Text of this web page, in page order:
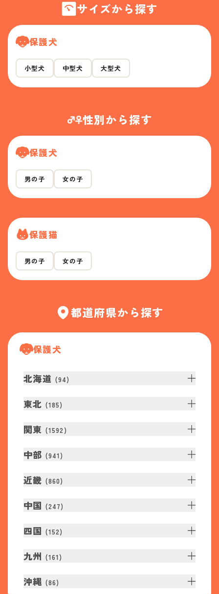
サイズから探す
保護犬
小型犬 中型犬 大型犬
性別から探す
保護犬
男の子 女の子
保護猫
男の子 女の子
都道府県から探す
保護犬
北海道 (94)
東北 (185)
関東 (1592 )
中部 (941 )
近畿 (860)
中国 (247)
四国 (152)
九州 (161 )
沖縄 (86)